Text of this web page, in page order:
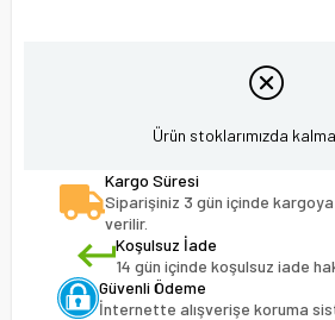
Ürün stoklarımızda
Kargo Süresi
Siparişiniz 3 gün içinde kargoya
verilir.
Koşulsuz İade
14 gün içinde koşulsuz iade
Güvenli Ödeme
İnternette alışverişe koruma